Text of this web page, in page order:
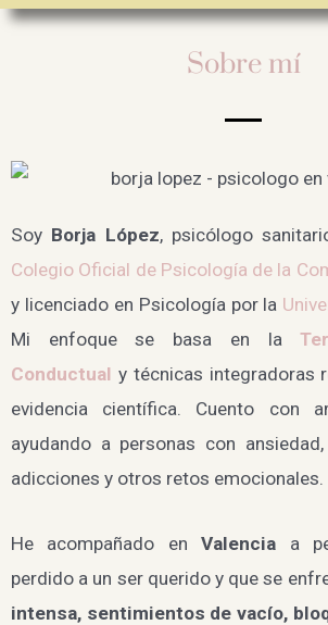
Sobre mí
Soy Borja López, psicólogo
Colegio Oficial de Psicología de la
y licenciado en Psicología por la
Mi enfoque se basa en la
Conductual y técnicas integradoras
evidencia científica. Cuento con
ayudando a personas con
adicciones y otros retos emocionales.
He acompañado enValencia a
perdido a un ser querido y que se
intensa, sentimientos de vacío,